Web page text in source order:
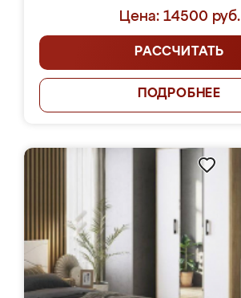
Цена: 14500 руб.
РАССЧИТАТЬ
ПОДРОБНЕЕ